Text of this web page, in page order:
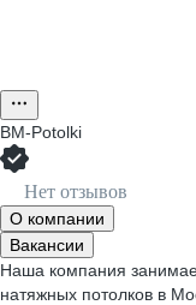
BM-Potolki
Нет отзывов
О компании
Вакансии
Наша компания
натяжных потолков в